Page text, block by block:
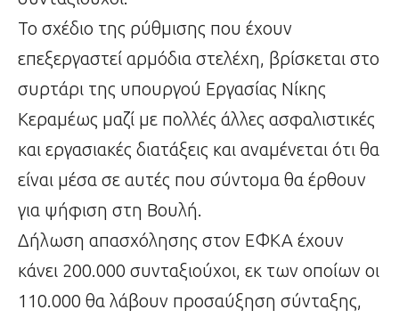
Το σχέδιο της ρύθμισης που έχουν
επεξεργαστεί αρμόδια στελέχη, βρίσκεται στο
συρτάρι της υπουργού Εργασίας Νίκης
Κεραμέως μαζί με πολλές άλλες ασφαλιστικές
και εργασιακές διατάξεις και αναμένεται ότι θα
είναι μέσα σε αυτές που σύντομα θα έρθουν
για ψήφιση στη Βουλή.
Δήλωση απασχόλησης στον ΕΦΚΑ έχουν
κάνει 200.000 συνταξιούχοι, εκ των οποίων οι
110.000 θα λάβουν προσαύξηση σύνταξης,